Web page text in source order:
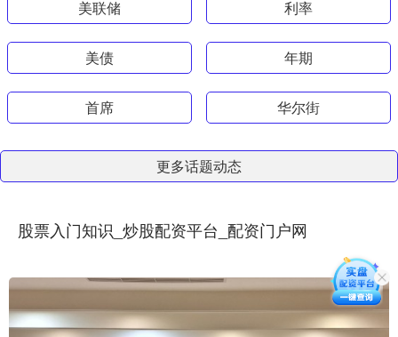
美联储 利率
美债 年期
首席 华尔街
更多话题动态
股票入门知识_炒股配资平台_配资门户网